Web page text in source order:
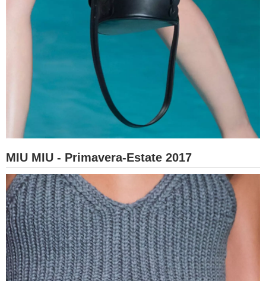
MIU MIU - Primavera-Estate 2017